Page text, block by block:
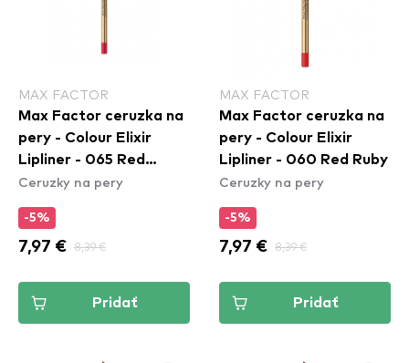
MAX FACTOR
Max Factor ceruzka na
pery - Colour Elixir
Lipliner - 065 Red
Sangria
Ceruzky na pery
-5%
7,97 € 8,39 €
Pridať
MAX FACTOR
Max Factor ceruzka na
pery - Colour Elixir
Lipliner - 060 Red Ruby
Ceruzky na pery
-5%
7,97 € 8,39 €
Pridať